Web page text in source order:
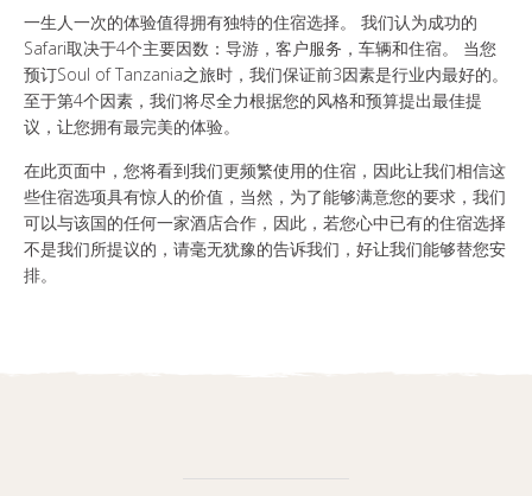
联系我们
一生人一次的体验值得拥有独特的住宿选择。 我们认为成功的
Safari取决于4个主要因数：导游，客户服务，车辆和住宿。 当您
预订Soul of Tanzania之旅时，我们保证前3因素是行业内最好的。
至于第4个因素，我们将尽全力根据您的风格和预算提出最佳提
议，让您拥有最完美的体验。
在此页面中，您将看到我们更频繁使用的住宿，因此让我们相信这
些住宿选项具有惊人的价值，当然，为了能够满意您的要求，我们
可以与该国的任何一家酒店合作，因此，若您心中已有的住宿选择
不是我们所提议的，请毫无犹豫的告诉我们，好让我们能够替您安
排。